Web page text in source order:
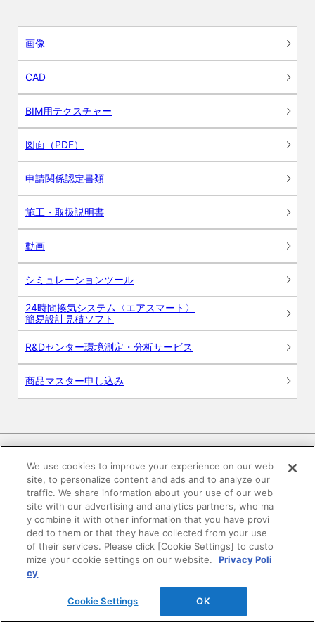
画像
CAD
BIM用テクスチャー
図面（PDF）
申請関係認定書類
施工・取扱説明書
動画
シミュレーションツール
24時間換気システム〈エアスマート〉
簡易設計見積ソフト
R&Dセンター環境測定・分析サービス
商品マスター申し込み
電子公告 このWEBサイトについて
プライバシーポリシー
SNSコミュニティガイドライン サイトマップ
©DAIKEN Corporation All Rights Reserved.
We use cookies to improve your experience on our web
site, to personalize content and ads and to analyze our
traffic. We share information about your use of our web
site with our advertising and analytics partners, who ma
y combine it with other information that you have provi
ded to them or that they have collected from your use
of their services. Please click [Cookie Settings] to custo
mize your cookie settings on our website.
Privacy Poli
cy
Cookie Settings OK